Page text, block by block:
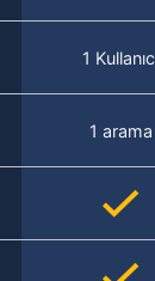
1
1 arama